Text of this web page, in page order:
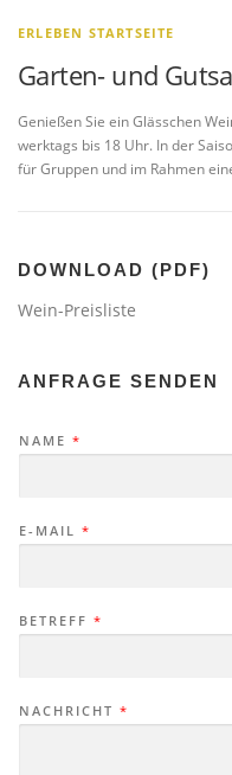
ERLEBEN STARTSEITE
Garten- und
Genießen Sie ein Glässchen
werktags bis 18 Uhr. In der
für Gruppen und im Rahmen
DOWNLOAD (PDF)
Wein-Preisliste
ANFRAGE SENDEN
NAME *
E-MAIL *
BETREFF *
NACHRICHT *